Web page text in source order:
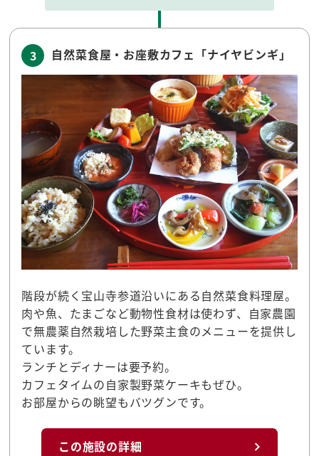
3 自然菜食屋・お座敷カフェ「ナイヤビンギ」
階段が続く宝山寺参道沿いにある自然菜食料理屋。
肉や魚、たまごなど動物性食材は使わず、自家農園
で無農薬自然栽培した野菜主食のメニューを提供し
ています。
ランチとディナーは要予約。
カフェタイムの自家製野菜ケーキもぜひ。
お部屋からの眺望もバツグンです。
この施設の詳細